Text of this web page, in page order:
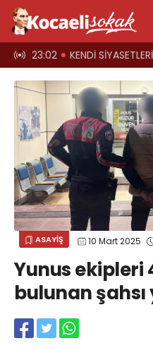
oyun 23:02 KENDİ SİYASETLERİNİ FİNANSE
ASAYİŞ 10 Mart 2025
Yunus ekipleri
bulunan şahsı
Spor